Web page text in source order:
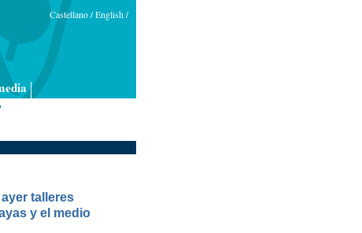
Castellano / English /
talleres
y el medio